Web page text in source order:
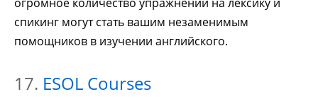
спикинг могут стать вашим незаменимым
помощников в изучении английского.
17. ESOL Courses